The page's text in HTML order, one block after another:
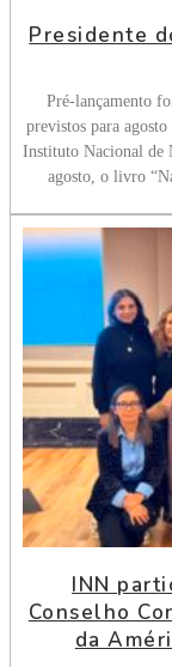
Presidente
Pré-lançamento
previstos para
Instituto Nacional de
agosto, o livro
INN
Conselho
da